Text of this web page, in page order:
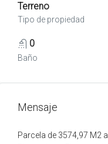
Terreno
Tipo de propiedad
0
Baño
Mensaje
Parcela de 3574,97 M2